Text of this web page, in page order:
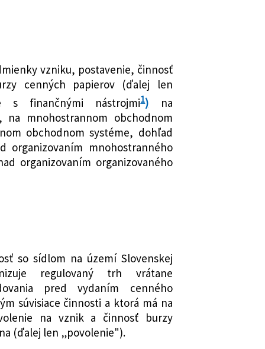
štátoch, ktorých cenné papiere
zákonov
a dopĺňa zákon č. 566/2001 Z. z.
a investičných službách a o
niektorých zákonov (zákon o
v znení neskorších predpisov a o
niektorých zákonov
a dopĺňa zákon č. 566/2001 Z. z.
a investičných službách a o
zákonov (zákon o
legalizáciou príjmov z trestnej
pred financovaním terorizmu a o
niektorých zákonov
a dopĺňa zákon č. 566/2001 Z. z.
a investičných službách a o
zákonov (zákon o
vzniku, postavenie, činnosť
cenných papierov (ďalej len
s finančnými nástrojmi1) na
na mnohostrannom obchodnom
obchodnom systéme, dohľad
organizovaním mnohostranného
organizovaním organizovaného
so sídlom na území Slovenskej
regulovaný trh vrátane
pred vydaním cenného
súvisiace činnosti a ktorá má na
na vznik a činnosť burzy
(ďalej len „povolenie").